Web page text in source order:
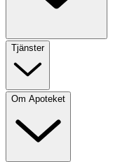
Tjänster
Om Apoteket